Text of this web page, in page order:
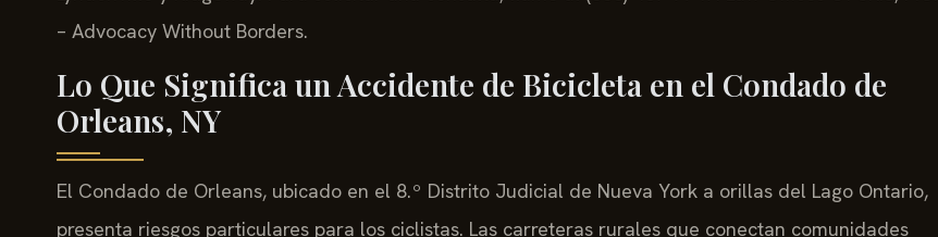
– Advocacy Without Borders.
Lo Que Significa un Accidente de Bicicleta en el Condado de
Orleans, NY
El Condado de Orleans, ubicado en el 8.º Distrito Judicial de Nueva York a orillas del Lago Ontario,
presenta riesgos particulares para los ciclistas. Las carreteras rurales que conectan comunidades